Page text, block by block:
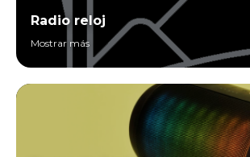
Radio reloj
Mostrar más